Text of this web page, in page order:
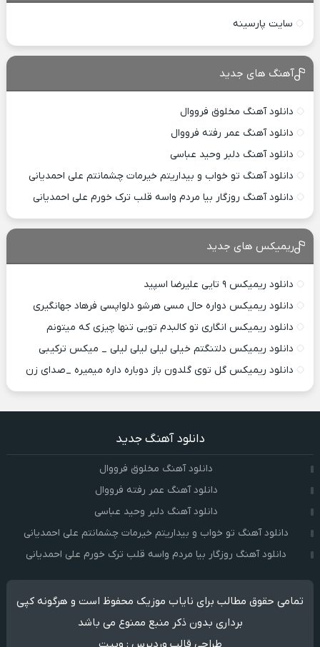
سایت پارسینه
آهنگ های جدید
دانلود آهنگ مخلوق فرووال
دانلود آهنگ عمر رفته فرووال
دانلود آهنگ دلبر وحید عباسی
دانلود آهنگ تو خواب و بیداریتم خیرمات چشمانتم علی احمدیانی
دانلود آهنگ روزگار بیا مردم واسه قلب ترک خورم علی احمدیانی
ریمیکس های جدید
دانلود ریمیکس ۹ تایی علیرضا اسپید
دانلود ریمیکس دواره حال مسی هرشو دلواپسی فرهاد جهانگیری
دانلود ریمیکس انگاری تو کالبدم تویی تنها چیزی که میتونم
دانلود ریمیکس دلتنگتم خیلی لیلی لیلی لیلی _ میکس ترکیبی
دانلود ریمیکس گل توی گلدون باز دوباره داره میمیره _صدای زن
دانلود آهنگ جدید
دانلود آهنگ مخلوق فرووال
دانلود آهنگ عمر رفته فرووال
دانلود آهنگ دلبر وحید عباسی
دانلود آهنگ تو خواب و بیداریتم خیرمات چشمانتم علی احمدیانی
دانلود آهنگ روزگار بیا مردم واسه قلب ترک خورم علی احمدیانی
تمامی حقوق مطالب برای نایاب موزیک محفوظ است و هرگونه کپی
برداری بدون ذکر منبع ممنوع می باشد